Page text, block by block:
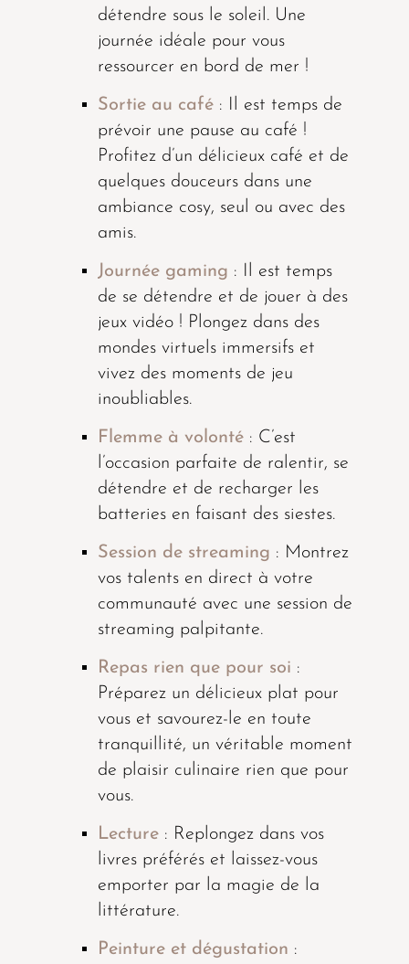
détendre sous le soleil. Une
journée idéale pour vous
ressourcer en bord de mer !
Sortie au café: Il est temps de
prévoir une pause au café !
Profitez d’un délicieux café et de
quelques douceurs dans une
ambiance cosy, seul ou avec des
amis.
Journée gaming : Il est temps
de se détendre et de jouer à des
jeux vidéo ! Plongez dans des
mondes virtuels immersifs et
vivez des moments de jeu
inoubliables.
Flemme à volonté: C’est
l’occasion parfaite de ralentir, se
détendre et de recharger les
batteries en faisant des siestes.
Session de streaming : Montrez
vos talents en direct à votre
communauté avec une session de
streaming palpitante.
Repas rien que pour soi :
Préparez un délicieux plat pour
vous et savourez-le en toute
tranquillité, un véritable moment
de plaisir culinaire rien que pour
vous.
Lecture: Replongez dans vos
livres préférés et laissez-vous
emporter par la magie de la
littérature.
Peinture et dégustation :